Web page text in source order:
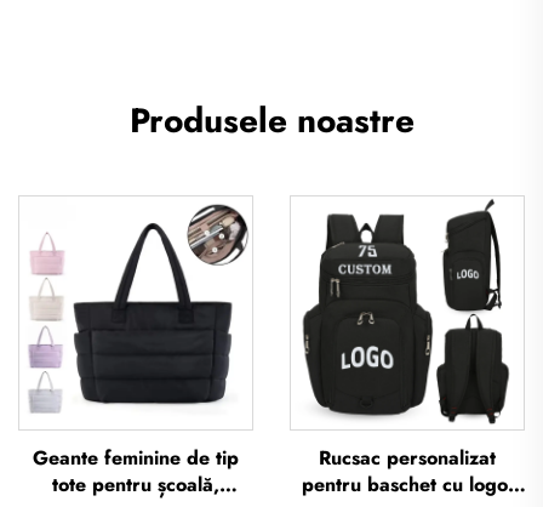
Produsele noastre
Geante feminine de tip
tote pentru școală,
Rucsac personalizat
pentru baschet cu logo,